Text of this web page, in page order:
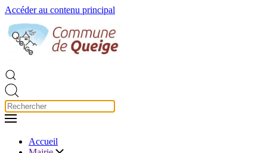
Accéder au contenu principal
Accueil